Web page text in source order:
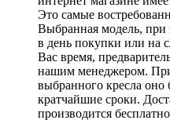
Это самые
Выбранная модель, при
в день покупки или на
Вас время,
нашим менеджером. При
выбранного кресла оно
кратчайшие сроки.
производится